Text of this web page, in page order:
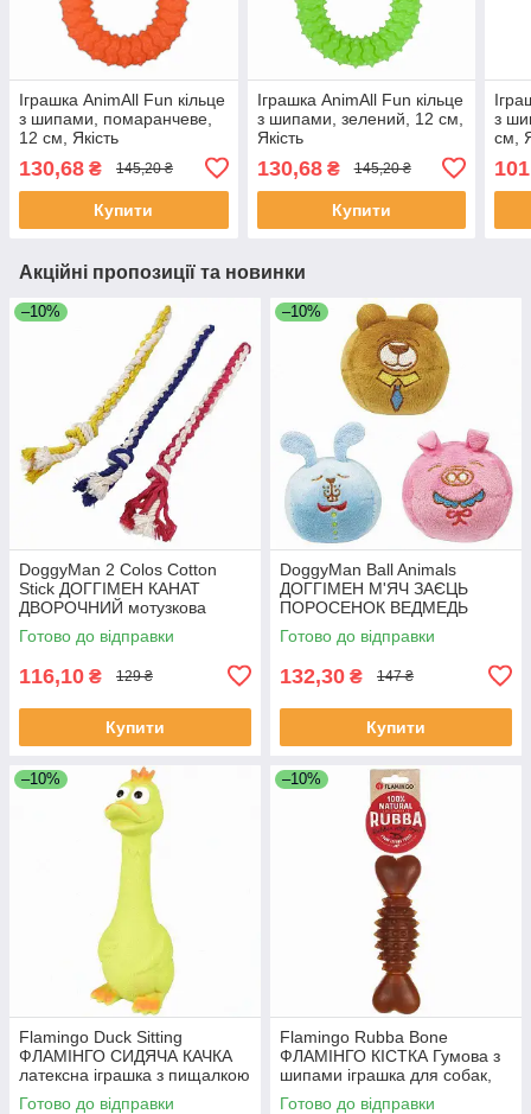
Іграшка AnimAll Fun кільце
з шипами, помаранчеве,
12 см, Якість
130,68 ₴ 145,20 ₴
Купити
Іграшка AnimAll Fun кільце
з шипами, зелений, 12 см,
Якість
130,68₴ 145,20 ₴
Купити
з
см,
Акційні пропозиції та новинки
–10%
DoggyMan 2 Colos Cotton
Stick ДОГГІМЕН КАНАТ
ДВОРОЧНИЙ мотузкова
іграшка для собак, Якість
Готово до відправки
116,10 ₴ 129 ₴
Купити
–10%
DoggyMan Ball Animals
ДОГГІМЕН М'ЯЧ ЗАЄЦЬ
ПОРОСЕНОК ВЕДМЕДЬ
м'яка іграшка з пищалкам
для собак, Якість
Готово до відправки
132,30 ₴ 147 ₴
Купити
–10%
Flamingo Duck Sitting
ФЛАМІНГО СИДЯЧА КАЧКА
латексна іграшка з пищалкою
для собак, Якість
Готово до відправки
–10%
Flamingo Rubba Bone
ФЛАМІНГО КІСТКА Гумова з
шипами іграшка для собак,
Якість
Готово до відправки